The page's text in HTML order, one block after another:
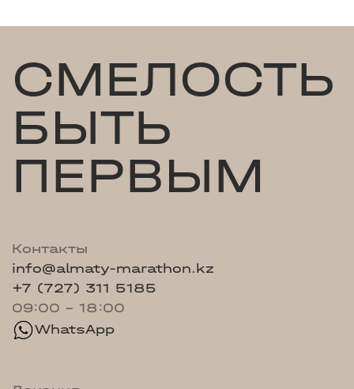
СМЕЛОСТЬ
БЫТЬ
ПЕРВЫМ
Контакты
info@almaty-marathon.kz
+7 (727) 311 5185
09:00 - 18:00
WhatsApp